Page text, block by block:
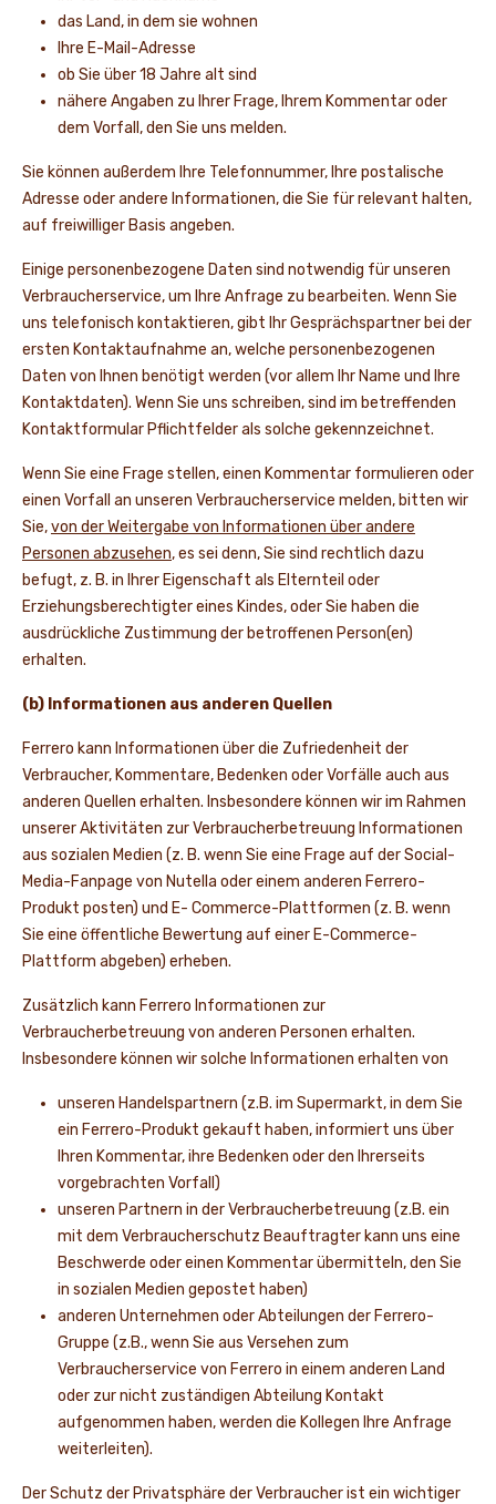
das Land, in dem sie wohnen
Ihre E-Mail-Adresse
ob Sie über 18 Jahre alt sind
nähere Angaben zu Ihrer Frage, Ihrem Kommentar oder
dem Vorfall, den Sie uns melden.
Sie können außerdem Ihre Telefonnummer, Ihre postalische
Adresse oder andere Informationen, die Sie für relevant halten,
auf freiwilliger Basis angeben.
Einige personenbezogene Daten sind notwendig für unseren
Verbraucherservice, um Ihre Anfrage zu bearbeiten. Wenn Sie
uns telefonisch kontaktieren, gibt Ihr Gesprächspartner bei der
ersten Kontaktaufnahme an, welche personenbezogenen
Daten von Ihnen benötigt werden (vor allem Ihr Name und Ihre
Kontaktdaten). Wenn Sie uns schreiben, sind im betreffenden
Kontaktformular Pflichtfelder als solche gekennzeichnet.
Wenn Sie eine Frage stellen, einen Kommentar formulieren oder
einen Vorfall an unseren Verbraucherservice melden, bitten wir
Sie,von der Weitergabe von Informationen über andere
Personen abzusehen, es sei denn, Sie sind rechtlich dazu
befugt, z. B. in Ihrer Eigenschaft als Elternteil oder
Erziehungsberechtigter eines Kindes, oder Sie haben die
ausdrückliche Zustimmung der betroffenen Person(en)
erhalten.
(b) Informationen aus anderen Quellen
Ferrero kann Informationen über die Zufriedenheit der
Verbraucher, Kommentare, Bedenken oder Vorfälle auch aus
anderen Quellen erhalten. Insbesondere können wir im Rahmen
unserer Aktivitäten zur Verbraucherbetreuung Informationen
aus sozialen Medien (z. B. wenn Sie eine Frage auf der Social-
Media-Fanpage von Nutella oder einem anderen Ferrero-
Produkt posten) und E- Commerce-Plattformen (z. B. wenn
Sie eine öffentliche Bewertung auf einer E-Commerce-
Plattform abgeben) erheben.
Zusätzlich kann Ferrero Informationen zur
Verbraucherbetreuung von anderen Personen erhalten.
Insbesondere können wir solche Informationen erhalten von
unseren Handelspartnern (z.B. im Supermarkt, in dem Sie
ein Ferrero-Produkt gekauft haben, informiert uns über
Ihren Kommentar, ihre Bedenken oder den Ihrerseits
vorgebrachten Vorfall)
unseren Partnern in der Verbraucherbetreuung (z.B. ein
mit dem Verbraucherschutz Beauftragter kann uns eine
Beschwerde oder einen Kommentar übermitteln, den Sie
in sozialen Medien gepostet haben)
anderen Unternehmen oder Abteilungen der Ferrero-
Gruppe (z.B., wenn Sie aus Versehen zum
Verbraucherservice von Ferrero in einem anderen Land
oder zur nicht zuständigen Abteilung Kontakt
aufgenommen haben, werden die Kollegen Ihre Anfrage
weiterleiten).
Der Schutz der Privatsphäre der Verbraucher ist ein wichtiger